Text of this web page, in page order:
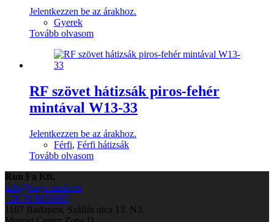
Jelentkezzen be az árakhoz.
Gyerek
Tovább olvasom
RF szövet hátizsák piros-fehér
mintával W13-33
Jelentkezzen be az árakhoz.
Férfi, Férfi hátizsák
Tovább olvasom
Run Fa Kft.
info@bags-runfa.eu
+36 70 8855905
1107 Budapest, Szállás utca 13. N3.